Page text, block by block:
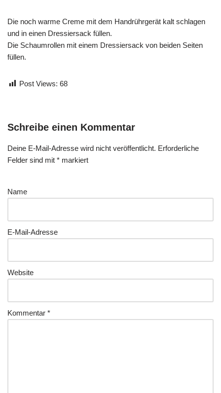
Die noch warme Creme mit dem Handrührgerät kalt schlagen
und in einen Dressiersack füllen.
Die Schaumrollen mit einem Dressiersack von beiden Seiten
füllen.
Post Views: 68
Schreibe einen Kommentar
Deine E-Mail-Adresse wird nicht veröffentlicht. Erforderliche
Felder sind mit * markiert
Name
E-Mail-Adresse
Website
Kommentar *